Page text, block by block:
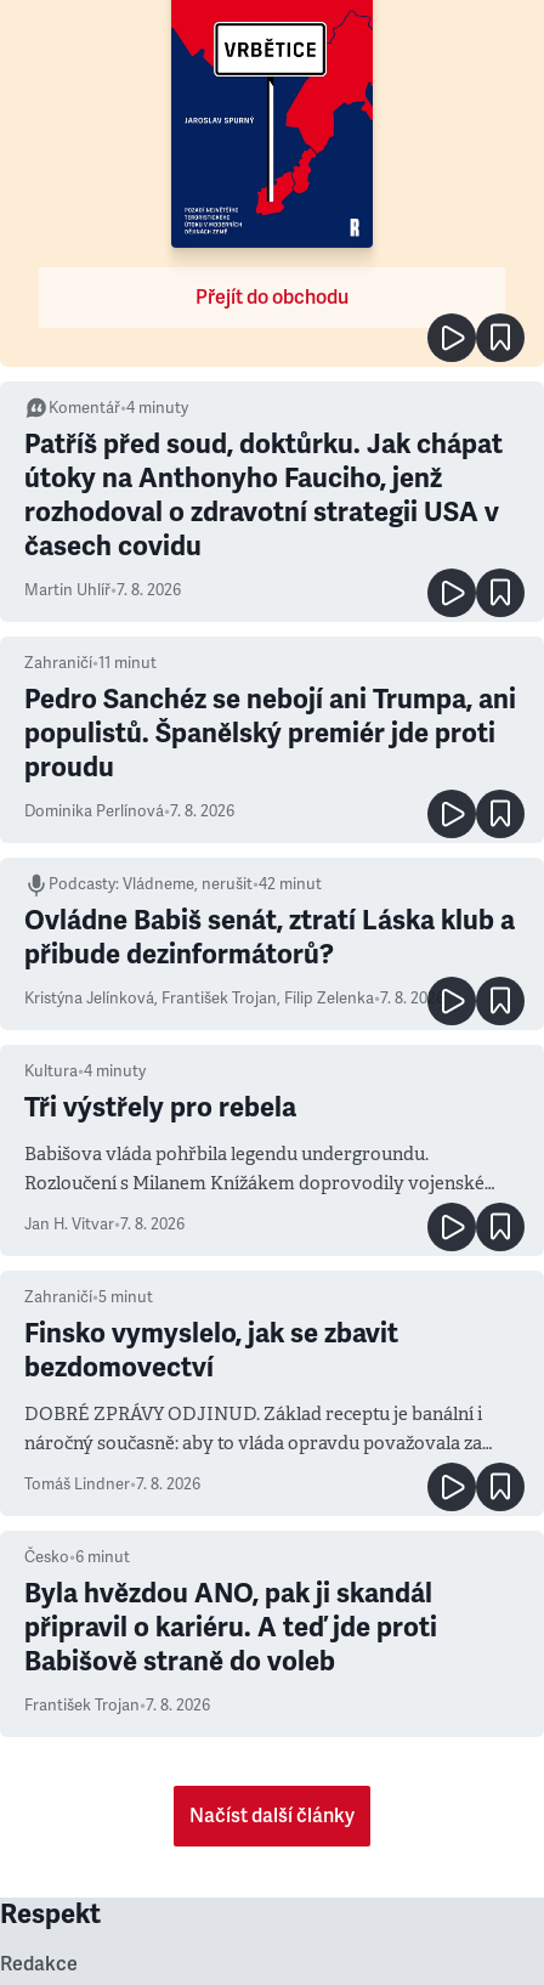
Přejít do obchodu
Komentář•4 minuty
Patříš před soud, doktůrku. Jak chápat
útoky na Anthonyho Fauciho, jenž
rozhodoval o zdravotní strategii USA v
časech covidu
Martin Uhlíř•7. 8. 2026
Zahraničí•11 minut
Pedro Sanchéz se nebojí ani Trumpa, ani
populistů. Španělský premiér jde proti
proudu
Dominika Perlínová•7. 8. 2026
Podcasty:Vládneme, nerušit•42 minut
Ovládne Babiš senát, ztratí Láska klub a
přibude dezinformátorů?
Kristýna Jelínková, František Trojan, Filip Zelenka•7. 8. 2026
Kultura•4 minuty
Tři výstřely pro rebela
Babišova vláda pohřbila legendu undergroundu.
Rozloučení s Milanem Knížákem doprovodily vojenské
salvy i kritika pokrokářů
Jan H. Vitvar•7. 8. 2026
Zahraničí•5 minut
Finsko vymyslelo, jak se zbavit
bezdomovectví
DOBRÉ ZPRÁVY ODJINUD. Základ receptu je banální i
náročný současně: aby to vláda opravdu považovala za
prioritu
Tomáš Lindner•7. 8. 2026
Česko•6 minut
Byla hvězdou ANO, pak ji skandál
připravil o kariéru. A teď jde proti
Babišově straně do voleb
František Trojan•7. 8. 2026
Načíst další články
Respekt
Redakce